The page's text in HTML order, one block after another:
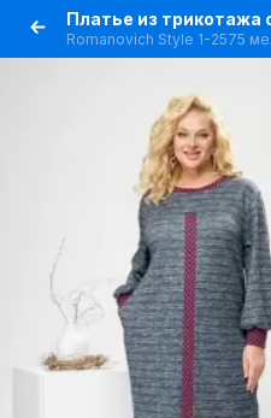
Romanovich Style 1-2575